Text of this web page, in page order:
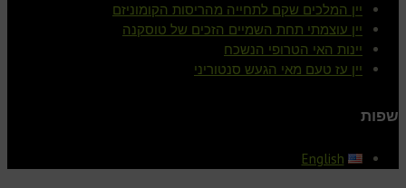
יין המלכים שקם לתחייה מהריסות הקומוניזם
יין עוצמתי תחת השמיים הזכים של טוסקנה
יינות האי הטרופי הנשכח
יין עז טעם מאי הגעש סנטוריני
שפות
English